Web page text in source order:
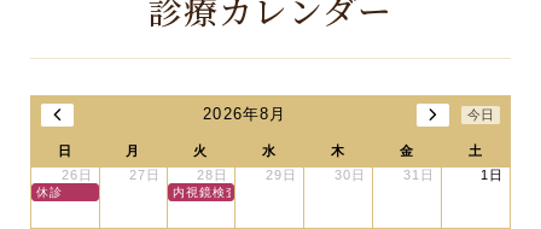
診療カレンダー
2026年8月 今日
日 月 火 水 木 金
土
26日
休診
27日 28日
内視鏡検査のみ（外来休診）
29日 30日 31日 1日